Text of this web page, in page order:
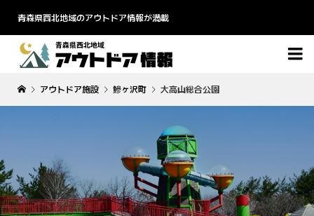
青森県西北地域のアウトドア情報が満載

アウトドア施設 鰺ヶ沢町 大高山総合公園